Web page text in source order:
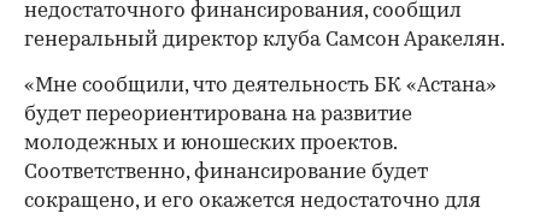
недостаточного финансирования, сообщил
генеральный директор клуба Самсон Аракелян.
«Мне сообщили, что деятельность БК «Астана»
будет переориентирована на развитие
молодежных и юношеских проектов.
Соответственно, финансирование будет
сокращено, и его окажется недостаточно для